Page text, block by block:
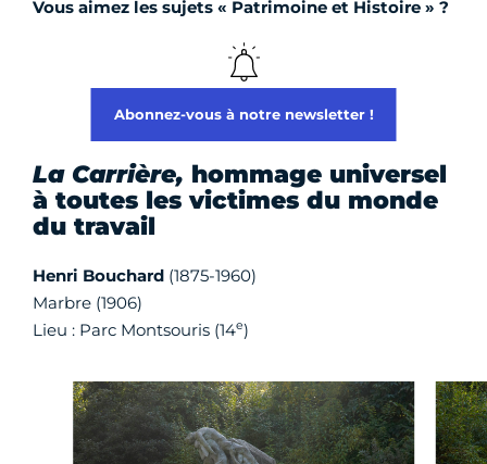
Vous aimez les sujets « Patrimoine et Histoire » ?
Abonnez-vous à notre newsletter !
La Carrière, hommage universel
à toutes les victimes du monde
du travail
Henri Bouchard (1875-1960)
Marbre (1906)
Lieu : Parc Montsouris (14e)